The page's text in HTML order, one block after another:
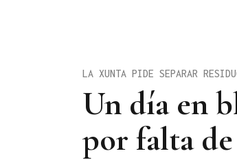
Un día en
por falta
LA XUNTA PIDE SEPARAR